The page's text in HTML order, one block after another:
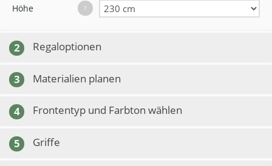
Höhe ?
2 Regaloptionen
3 Materialien planen
4 Frontentyp und Farbton wählen
5 Griffe